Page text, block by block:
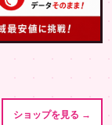
ショップを見る →